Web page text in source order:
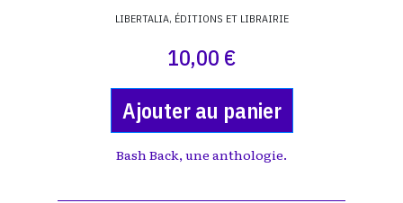
LIBERTALIA, ÉDITIONS ET LIBRAIRIE
10,00 €
Ajouter au panier
Bash Back, une anthologie.